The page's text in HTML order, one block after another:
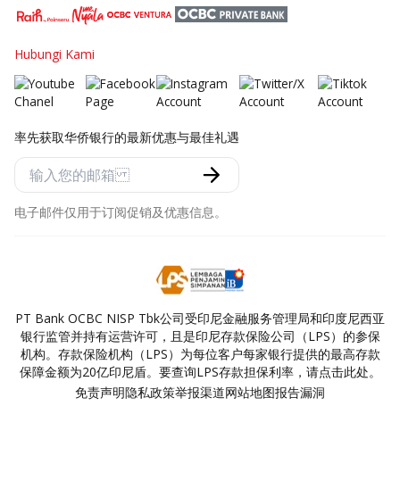
Hubungi Kami
率先获取华侨银行的最新优惠与最佳礼遇
电子邮件仅用于订阅促销及优惠信息。
PT Bank OCBC NISP Tbk公司受印尼金融服务管理局和印度尼西亚
银行监管并持有运营许可，且是印尼存款保险公司（LPS）的参保
机构。存款保险机构（LPS）为每位客户每家银行提供的最高存款
保障金额为20亿印尼盾。要查询LPS存款担保利率，请点击此处。
免责声明隐私政策举报渠道网站地图报告漏洞